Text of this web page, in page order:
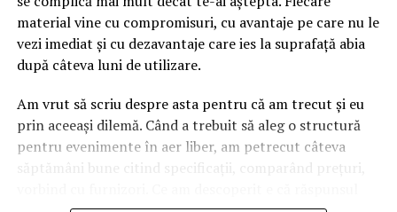
material vine cu compromisuri, cu avantaje pe care nu le
vezi imediat și cu dezavantaje care ies la suprafață abia
după câteva luni de utilizare.
Am vrut să scriu despre asta pentru că am trecut și eu
prin aceeași dilemă. Când a trebuit să aleg o structură
pentru evenimente în aer liber, am petrecut câteva
săptămâni bune citind specificații, comparând prețuri,